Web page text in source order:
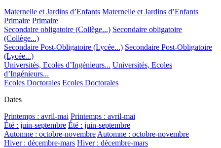
Maternelle et Jardins d’Enfants Maternelle et Jardins d’Enfants
Primaire Primaire
Secondaire obligatoire (Collège...) Secondaire obligatoire
(Collège...)
Secondaire Post-Obligatoire (Lycée...) Secondaire Post-Obligatoire
(Lycée...)
Universités, Ecoles d’Ingénieurs... Universités, Ecoles
d’Ingénieurs...
Ecoles Doctorales Ecoles Doctorales
Dates
Printemps : avril-mai Printemps : avril-mai
Été : juin-septembre Été : juin-septembre
Automne : octobre-novembreAutomne : octobre-novembre
Hiver : décembre-mars Hiver : décembre-mars